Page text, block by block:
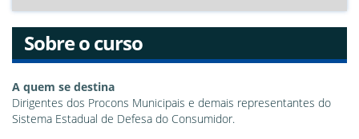
Sobre o curso
A quem se destina
Dirigentes dos Procons Municipais e demais representantes do
Sistema Estadual de Defesa do Consumidor.